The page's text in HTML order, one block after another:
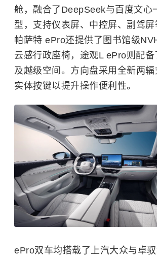
舱，融合了DeepSeek与百度文心
型，支持仪表屏、中控屏、副驾屏
帕萨特 ePro还提供了图书馆级
云感行政座椅，途观L ePro则配备
及越级空间。方向盘采用全新两
实体按键以提升操作便利性。
ePro双车均搭载了上汽大众与卓